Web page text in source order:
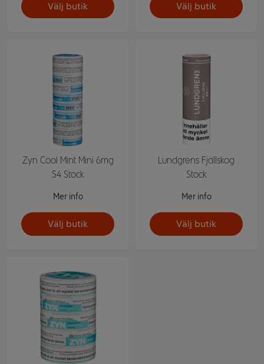
Välj butik Välj butik
Zyn Cool Mint Mini 6mg
S4 Stock
Mer info
Välj butik
Lundgrens Fjällskog
Stock
Mer info
Välj butik